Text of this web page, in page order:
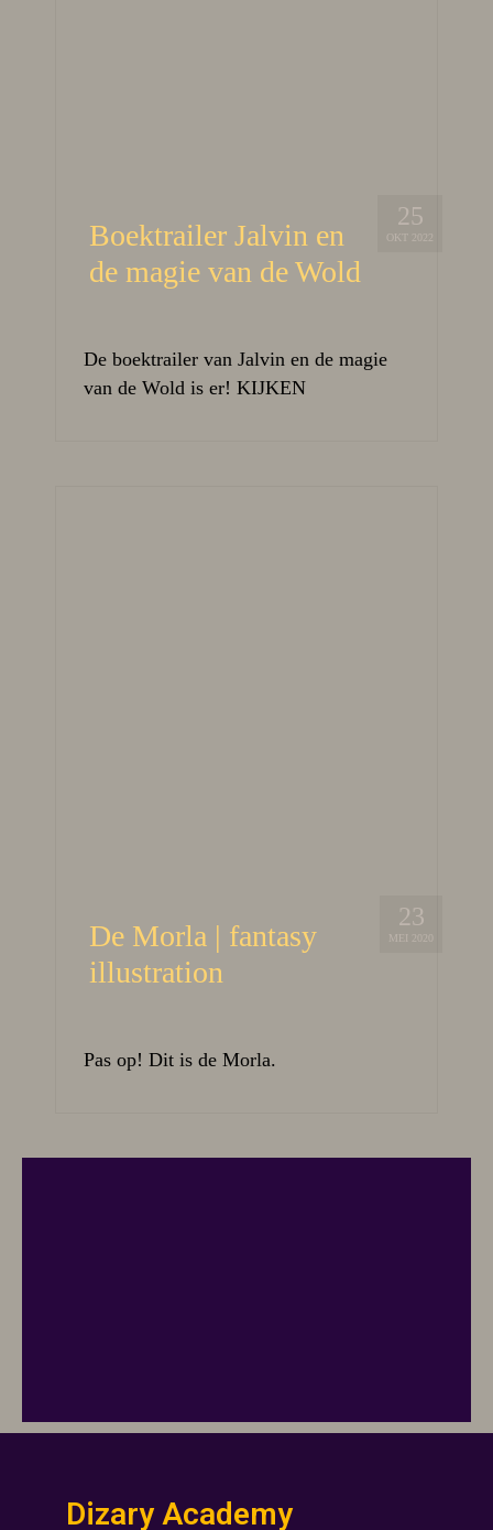
25
OKT 2022
Boektrailer Jalvin en
de magie van de Wold
De boektrailer van Jalvin en de magie
van de Wold is er! KIJKEN
23
MEI 2020
De Morla | fantasy
illustration
Pas op! Dit is de Morla.
Dizary Academy